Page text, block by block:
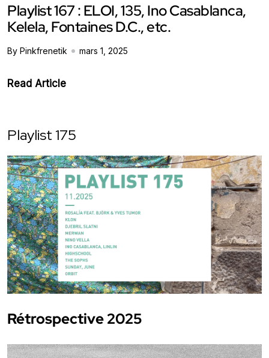
Playlist 167 : ELOI, 135, Ino Casablanca,
Kelela, Fontaines D.C., etc.
By Pinkfrenetik mars 1, 2025
Read Article
Playlist 175
Rétrospective 2025